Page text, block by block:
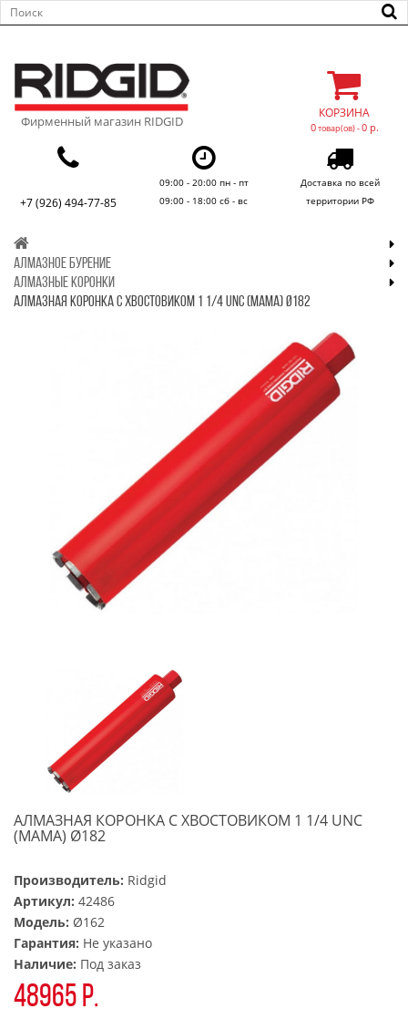
Фирменный магазин RIDGID
+7 (926) 494-77-85
09:00 - 20:00 пн - пт
09:00 - 18:00 сб - вс
Доставка по всей
территории РФ
КОРЗИНА
0товар(ов) -0 р.
АЛМАЗНОЕ БУРЕНИЕ
АЛМАЗНЫЕ КОРОНКИ
АЛМАЗНАЯ КОРОНКА С ХВОСТОВИКОМ 1 1/4 UNC (МАМА) Ø182
АЛМАЗНАЯ КОРОНКА С ХВОСТОВИКОМ 1 1/4 UNC
(МАМА) Ø182
Производитель: Ridgid
Артикул: 42486
Модель: Ø162
Гарантия: Не указано
Наличие: Под заказ
48965 р.